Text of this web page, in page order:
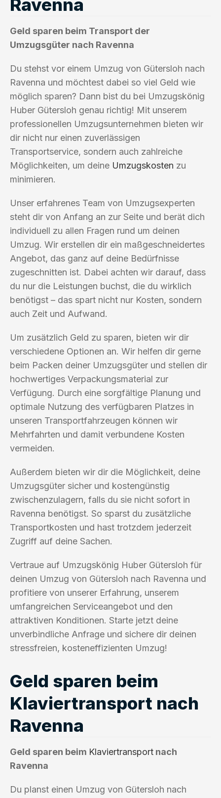
Ravenna
Geld sparen beim Transport der
Umzugsgüter nach Ravenna
Du stehst vor einem Umzug von Gütersloh nach
Ravenna und möchtest dabei so viel Geld wie
möglich sparen? Dann bist du bei Umzugskönig
Huber Gütersloh genau richtig! Mit unserem
professionellen Umzugsunternehmen bieten wir
dir nicht nur einen zuverlässigen
Transportservice, sondern auch zahlreiche
Möglichkeiten, um deine Umzugskosten zu
minimieren.
Unser erfahrenes Team von Umzugsexperten
steht dir von Anfang an zur Seite und berät dich
individuell zu allen Fragen rund um deinen
Umzug. Wir erstellen dir ein maßgeschneidertes
Angebot, das ganz auf deine Bedürfnisse
zugeschnitten ist. Dabei achten wir darauf, dass
du nur die Leistungen buchst, die du wirklich
benötigst – das spart nicht nur Kosten, sondern
auch Zeit und Aufwand.
Um zusätzlich Geld zu sparen, bieten wir dir
verschiedene Optionen an. Wir helfen dir gerne
beim Packen deiner Umzugsgüter und stellen dir
hochwertiges Verpackungsmaterial zur
Verfügung. Durch eine sorgfältige Planung und
optimale Nutzung des verfügbaren Platzes in
unseren Transportfahrzeugen können wir
Mehrfahrten und damit verbundene Kosten
vermeiden.
Außerdem bieten wir dir die Möglichkeit, deine
Umzugsgüter sicher und kostengünstig
zwischenzulagern, falls du sie nicht sofort in
Ravenna benötigst. So sparst du zusätzliche
Transportkosten und hast trotzdem jederzeit
Zugriff auf deine Sachen.
Vertraue auf Umzugskönig Huber Gütersloh für
deinen Umzug von Gütersloh nach Ravenna und
profitiere von unserer Erfahrung, unserem
umfangreichen Serviceangebot und den
attraktiven Konditionen. Starte jetzt deine
unverbindliche Anfrage und sichere dir deinen
stressfreien, kosteneffizienten Umzug!
Geld sparen beim
Klaviertransport nach
Ravenna
Geld sparen beim Klaviertransport nach
Ravenna
Du planst einen Umzug von Gütersloh nach